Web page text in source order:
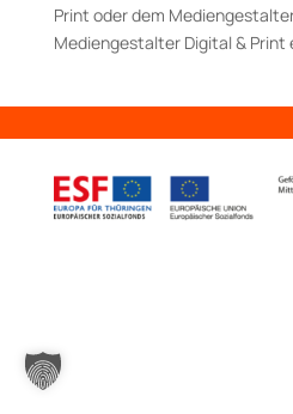
Print oder dem
Mediengestalter Digital &